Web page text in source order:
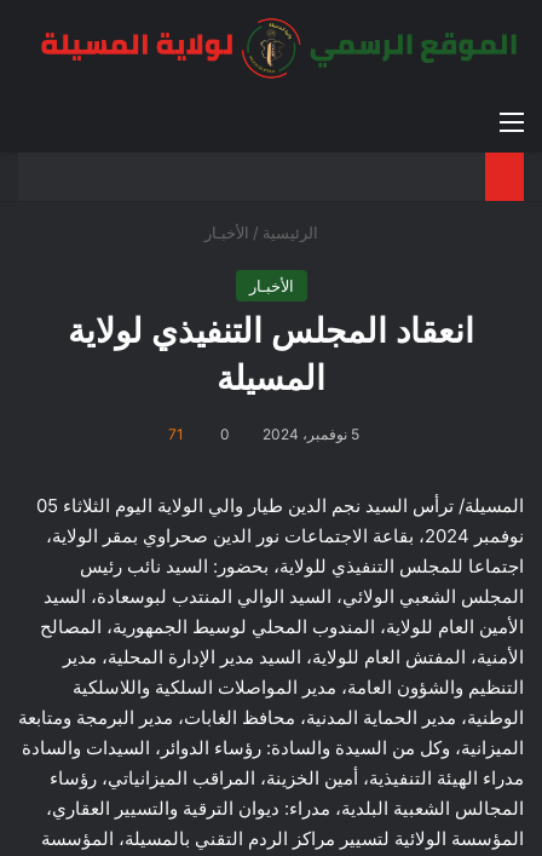
القائمة
الرئيسية / الأخبـار
الأخبـار
انعقاد المجلس التنفيذي لولاية
المسيلة
5 نوفمبر، 2024 0
71
المسيلة/ ترأس السيد نجم الدين طيار والي الولاية اليوم الثلاثاء 05
نوفمبر 2024، بقاعة الاجتماعات نور الدين صحراوي بمقر الولاية،
اجتماعا للمجلس التنفيذي للولاية، بحضور: السيد نائب رئيس
المجلس الشعبي الولائي، السيد الوالي المنتدب لبوسعادة، السيد
الأمين العام للولاية، المندوب المحلي لوسيط الجمهورية، المصالح
الأمنية، المفتش العام للولاية، السيد مدير الإدارة المحلية، مدير
التنظيم والشؤون العامة، مدير المواصلات السلكية واللاسلكية
الوطنية، مدير الحماية المدنية، محافظ الغابات، مدير البرمجة ومتابعة
الميزانية، وكل من السيدة والسادة: رؤساء الدوائر، السيدات والسادة
مدراء الهيئة التنفيذية، أمين الخزينة، المراقب الميزانياتي، رؤساء
المجالس الشعبية البلدية، مدراء: ديوان الترقية والتسيير العقاري،
المؤسسة الولائية لتسيير مراكز الردم التقني بالمسيلة، المؤسسة